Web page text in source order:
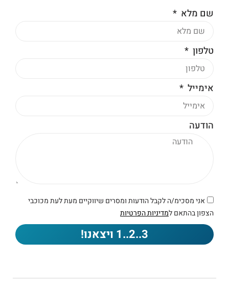
שם מלא
טלפון
אימייל
הודעה
אני מסכימ/ה לקבל הודעות ומסרים שיווקיים מעת לעת מכוכבי
הצפון בהתאם למדיניות הפרטיות
3..2..1 ויצאנו!